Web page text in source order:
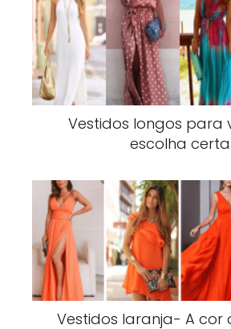
Vestidos longos para
escolha certa
Vestidos laranja- A cor